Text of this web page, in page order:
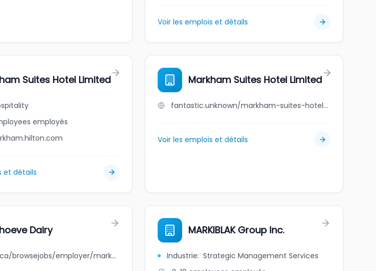
Voir les emplois et détails
Suites Hotel Limited
employés
et détails
Markham Suites Hotel Limited
fantastic.unknown/markham-suites-hotel-limited
Voir les emplois et détails
Dairy
jobbank.gc.ca/browsejobs/employer/markhoeve+dairy/ca
MARKIBLAK Group Inc.
Industrie: Strategic Management Services